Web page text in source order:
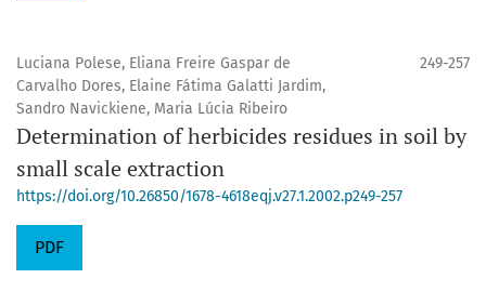
Luciana Polese, Eliana Freire Gaspar de
Carvalho Dores, Elaine Fátima Galatti Jardim,
Sandro Navickiene, Maria Lúcia Ribeiro
249-257
Determination of herbicides residues in soil by
small scale extraction
https://doi.org/10.26850/1678-4618eqj.v27.1.2002.p249-257
PDF